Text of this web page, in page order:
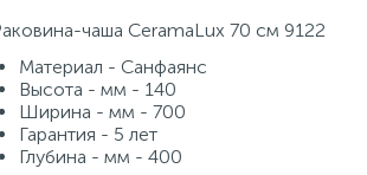
чаша CeramaLux 70 см 9122
Материал - Санфаянс
Высота - мм - 140
Ширина - мм - 700
Гарантия - 5 лет
Глубина - мм - 400